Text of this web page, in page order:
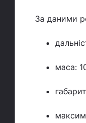
За даними
маса: